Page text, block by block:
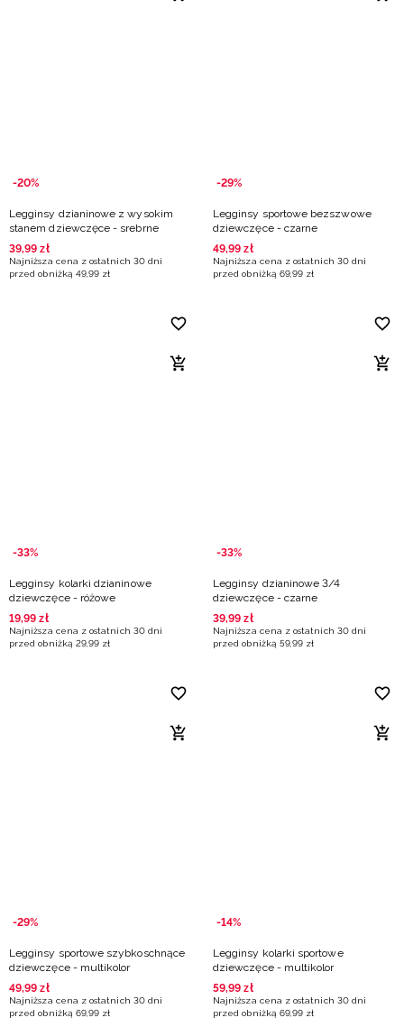
-20%
Legginsy dzianinowe z wysokim
stanem dziewczęce - srebrne
39,99 zł
Najniższa cena z ostatnich 30 dni
przed obniżką 49,99 zł
-29%
Legginsy sportowe bezszwowe
dziewczęce - czarne
49,99 zł
Najniższa cena z ostatnich 30 dni
przed obniżką 69,99 zł
-33%
Legginsy kolarki dzianinowe
dziewczęce - różowe
19,99 zł
Najniższa cena z ostatnich 30 dni
przed obniżką 29,99 zł
-33%
Legginsy dzianinowe 3/4
dziewczęce - czarne
39,99 zł
Najniższa cena z ostatnich 30 dni
przed obniżką 59,99 zł
-29%
Legginsy sportowe szybkoschnące
dziewczęce - multikolor
49,99 zł
Najniższa cena z ostatnich 30 dni
przed obniżką 69,99 zł
-14%
Legginsy kolarki sportowe
dziewczęce - multikolor
59,99 zł
Najniższa cena z ostatnich 30 dni
przed obniżką 69,99 zł